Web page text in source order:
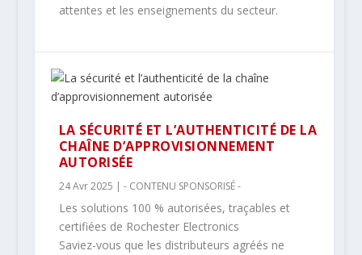
attentes et les enseignements du secteur.
LA SÉCURITÉ ET L’AUTHENTICITÉ DE LA
CHAÎNE D’APPROVISIONNEMENT
AUTORISÉE
24 Avr 2025 | - CONTENU SPONSORISÉ -
Les solutions 100 % autorisées, traçables et
certifiées de Rochester Electronics
Saviez-vous que les distributeurs agréés ne